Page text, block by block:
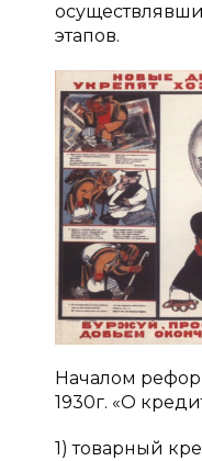
этапов.
Началом
1930г. «О
1) товарный